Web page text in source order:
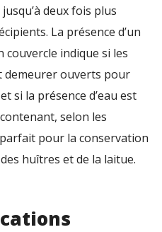
deux fois plus
La présence d’un
indique si les
demeurer ouverts pour
si la présence d’eau est
selon les
pour la conservation
huîtres et de la laitue.